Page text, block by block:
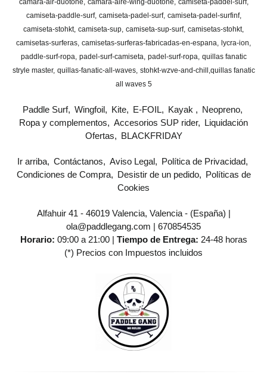
camara-air-duotone camara-aire-wing-duotone camiseta-paddel-surf
camiseta-paddle-surf camiseta-padel-surf camiseta-padel-surfinf
camiseta-stohkt camiseta-sup camiseta-sup-surf camisetas-stohkt
camisetas-surferas camisetas-surferas-fabricadas-en-espana
lycra-ion
paddle-surf-ropa padel-surf-camiseta padel-surf-ropa quillas fanatic
stryle master quillas-fanatic-all-waves stohkt-wzve-and-chill
​quillas fanatic
all waves 5
Paddle Surf Wingfoil Kite E-FOIL Kayak
Neopreno
Ropa y complementos
Accesorios SUP rider
Liquidación
Ofertas
BLACKFRIDAY
Ir arriba Contáctanos Aviso Legal
Política de Privacidad
Condiciones de Compra
Desistir de un pedido
Políticas de
Cookies
Alfahuir 41 - 46019 Valencia, Valencia - (España) |
ola@paddlegang.com | 670854535
Horario: 09:00 a 21:00 | Tiempo de Entrega: 24-48 horas
(*) Precios con Impuestos incluidos